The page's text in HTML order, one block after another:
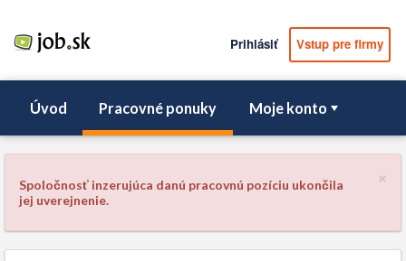
Prihlásiť Vstup pre firmy
Úvod Pracovné ponuky Moje konto
×
Spoločnosť inzerujúca danú pracovnú pozíciu ukončila
jej uverejnenie.